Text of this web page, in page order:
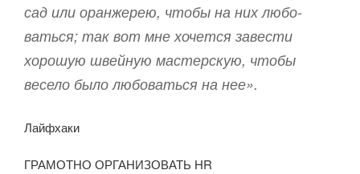
сад или оранжерею, чтобы на них любо­
ваться; так вот мне хочется завести
хорошую швейную мастерскую, чтобы
весело было любоваться на нее».
Лайфхаки
ГРАМОТНО ОРГАНИЗОВАТЬ HR